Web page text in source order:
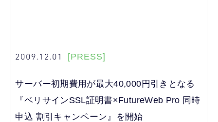
2009.12.01 [PRESS]
サーバー初期費用が最大40,000円引きとなる
『ベリサインSSL証明書×FutureWeb Pro 同時
申込 割引キャンペーン』を開始